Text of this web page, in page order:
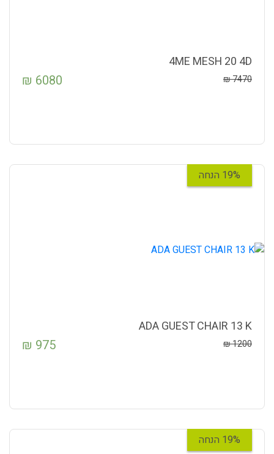
4ME MESH 20 4D
7470
₪
6080
₪
19% הנחה
ADA GUEST CHAIR 13 K
1200
₪
975
₪
19% הנחה